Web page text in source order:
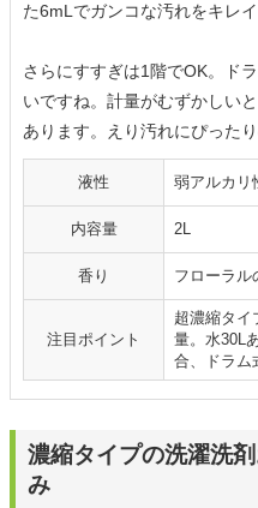
た6mLでガンコな汚れをキレイ
さらにすすぎは1階でOK。ド
いですね。計量がむずかしい
あります。えり汚れにぴったり
液性 弱アルカリ
内容量 2L
香り フローラル
注目ポイント
超濃縮タイ
量。水30L
合、ドラム
濃縮タイプの洗濯洗
み